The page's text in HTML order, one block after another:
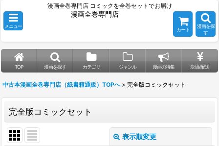
漫画全巻専門店 コミックを全巻セットでお届け
メニュー
漫画全巻専門店
カート
漫画を探
す
TOP 漫画を探す カテゴリ ジャンル 漫画の特集 決済/配送
中古本漫画全巻専門店（紙書籍通販）TOPへ > 完全版コミックセット
完全版コミックセット
表示順変更